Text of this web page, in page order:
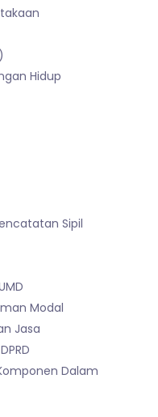
Hidup
Sipil
Modal
Jasa
Dalam